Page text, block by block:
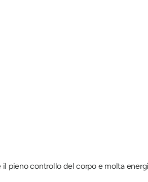
pieno controllo del corpo e molta